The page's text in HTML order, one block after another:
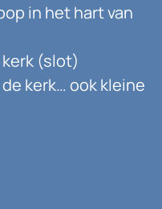
in het hart van
kerk (slot)
de kerk… ook kleine